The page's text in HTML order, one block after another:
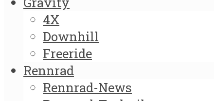
4X
Downhill
Freeride
Rennrad
Rennrad-News